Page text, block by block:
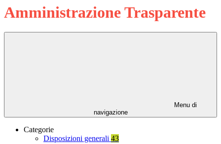
Amministrazione Trasparente
Menu di
navigazione
Categorie
Disposizioni generali 43